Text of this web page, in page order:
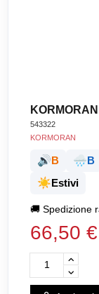
543322
KORMORAN
🔊B 🌧️B
☀️Estivi
🚚Spedizione
66,50 €